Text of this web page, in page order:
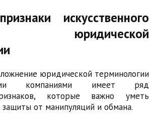
искусственного
юридической
юридической терминологии
компаниями имеет ряд
которые важно уметь
защиты от манипуляций и обмана.